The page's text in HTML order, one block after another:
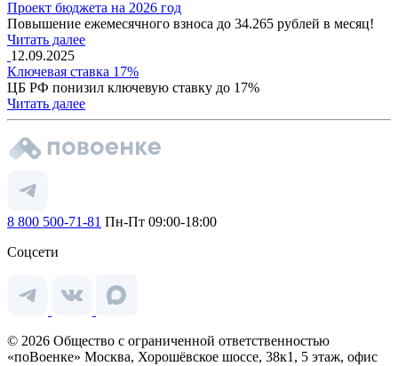
Проект бюджета на 2026 год
Повышение ежемесячного взноса до 34.265 рублей в месяц!
Читать далее
12.09.2025
Ключевая ставка 17%
ЦБ РФ понизил ключевую ставку до 17%
Читать далее
8 800 500-71-81 Пн-Пт 09:00-18:00
Соцсети
© 2026 Общество с ограниченной ответственностью
«поВоенке» Москва, Хорошёвское шоссе, 38к1, 5 этаж, офис